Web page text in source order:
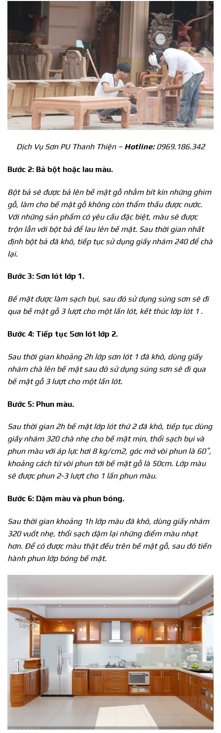
Dịch Vụ Sơn PU Thanh Thiện – Hotline:0969.186.342
Bước 2: Bả bột hoặc lau màu.
Bột bả sẽ được bả lên bề mặt gỗ nhằm bít kín những ghim
gỗ, làm cho bề mặt gỗ không còn thẩm thấu được nước.
Với những sản phẩm có yêu cầu đặc biệt, màu sẽ được
trộn lẫn với bột bả để lau lên bề mặt. Sau thời gian nhất
định bột bả đã khô, tiếp tục sử dụng giấy nhám 240 để chà
lại.
Bước 3: Sơn lót lớp 1.
Bề mặt được làm sạch bụi, sau đó sử dụng súng sơn sẽ đi
qua bề mặt gỗ 3 lượt cho một lần lót, kết thúc lớp lót 1 .
Bước 4: Tiếp tục Sơn lót lớp 2.
Sau thời gian khoảng 2h lớp sơn lót 1 đã khô, dùng giấy
nhám chà lên bề mặt sau đó sử dụng súng sơn sẽ đi qua
bề mặt gỗ 3 lượt cho một lần lót.
Bước 5: Phun màu.
Sau thời gian 2h bề mặt lớp lót thứ 2 đã khô, tiếp tục dùng
giấy nhám 320 chà nhẹ cho bề mặt mịn, thổi sạch bụi và
phun màu với áp lực hơi 8 kg/cm2, góc mở vòi phun là 60˚,
khoảng cách từ vòi phun tới bề mặt gỗ là 50cm. Lớp màu
sẽ được phun 2-3 lượt cho 1 lần phun màu.
Bước 6: Dặm màu và phun bóng.
Sau thời gian khoảng 1h lớp màu đã khô, dùng giấy nhám
320 vuốt nhẹ, thổi sạch dặm lại những điểm màu nhạt
hơn. Để có được màu thật đều trên bề mặt gỗ, sau đó tiến
hành phun lớp bóng bề mặt.